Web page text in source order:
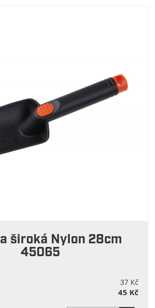
široká Nylon 28cm
45065
37 Kč
45 Kč